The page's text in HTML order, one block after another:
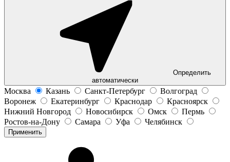
Определить
автоматически
Москва Казань Санкт-Петербург
Волгоград
Воронеж
Екатеринбург Краснодар
Красноярск
Нижний Новгород
Новосибирск Омск
Пермь
Ростов-на-Дону
Самара Уфа Челябинск
Применить